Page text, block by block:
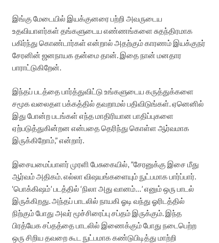
இங்கு மேடையில் இயக்குனரை பற்றி அவருடைய
உதவியாளர்கள் தங்களுடைய எண்ணங்களை சுதந்திரமாக
பகிர்ந்து கொண்டார்கள் என்றால் அதற்கும் காரணம் இயக்குநர்
சேரனின் ஜனநாயக தன்மை தான்.‌ இதை நான் மனதார
பாராட்டுகிறேன்.‌
இந்தப் படத்தை பார்த்துவிட்டு உங்களுடைய கருத்துக்களை
சமூக வலைதள பக்கத்தில் தவறாமல் பதிவிடுங்கள். ஏனெனில்
இது போன்ற படங்கள் எந்த மாதிரியான பாதிப்புகளை
ஏற்படுத்துகின்றன என்பதை தெரிந்து கொள்ள ஆர்வமாக
இருக்கிறோம்,” என்றார்.
இசையமைப்பாளர் முரளி பேசுகையில், ”சேரனுக்கு இசை மீது
ஆர்வம் அதிகம். எல்லா விஷயங்களையும் நுட்பமாக பார்ப்பார்.
‘பொக்கிஷம்’ படத்தில் ‘நிலா அது வானம்…’ எனும் ஒரு பாடல்
இருக்கிறது. அந்தப் பாடலில் நாயகி ஓடி வந்து ஓரிடத்தில்
நிற்கும் போது அவர் மூச்சிரைப்பு சப்தம் இருக்கும். இந்த
பிரத்யேக சப்தத்தை பாடலில் இணைக்கும் போது நடைபெற்ற
ஒரு சிறிய தவறை கூட நுட்பமாக கண்டுபிடித்து மாற்றி